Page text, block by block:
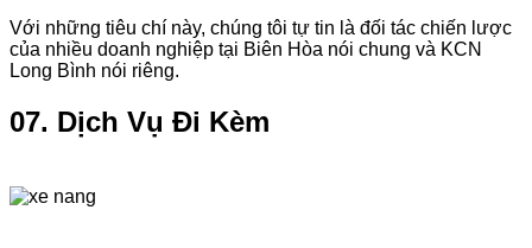
Với những tiêu chí này, chúng tôi tự tin là đối tác chiến lược
của nhiều doanh nghiệp tại Biên Hòa nói chung và KCN
Long Bình nói riêng.
07. Dịch Vụ Đi Kèm